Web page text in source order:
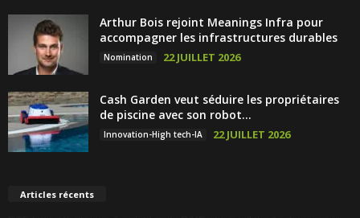
Arthur Bois rejoint Meanings Infra pour
accompagner les infrastructures durables
Nomination 22 JUILLET 2026
Cash Garden veut séduire les propriétaires
de piscine avec son robot...
Innovation-High tech-IA 22 JUILLET 2026
Articles récents